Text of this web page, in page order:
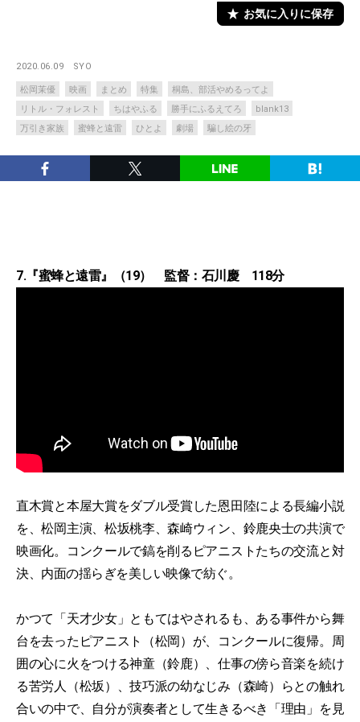
お気に入りに保存
2020.06.09 SYO
松岡茉優 映画 まとめ 特集
桐島、部活やめるってよ
リトル・フォレスト
ちはやふる 勝手にふるえてろ
blank13
万引き家族
蜜蜂と遠雷 ひとよ 劇場 騙し絵の牙
7.『蜜蜂と遠雷』（19） 監督：石川慶 118分
直木賞と本屋大賞をダブル受賞した恩田陸による長編小説
を、松岡主演、松坂桃李、森崎ウィン、鈴鹿央士の共演で
映画化。コンクールで鎬を削るピアニストたちの交流と対
決、内面の揺らぎを美しい映像で紡ぐ。
かつて「天才少女」ともてはやされるも、ある事件から舞
台を去ったピアニスト（松岡）が、コンクールに復帰。周
囲の心に火をつける神童（鈴鹿）、仕事の傍ら音楽を続け
る苦労人（松坂）、技巧派の幼なじみ（森崎）らとの触れ
合いの中で、自分が演奏者として生きるべき「理由」を見